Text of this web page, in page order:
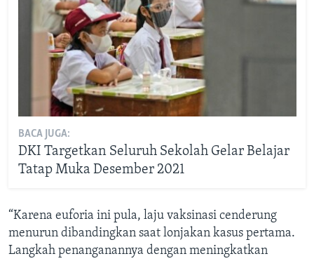
BACA JUGA:
DKI Targetkan Seluruh Sekolah Gelar Belajar
Tatap Muka Desember 2021
“Karena euforia ini pula, laju vaksinasi cenderung
menurun dibandingkan saat lonjakan kasus pertama.
Langkah penanganannya dengan meningkatkan